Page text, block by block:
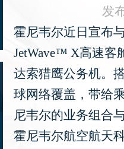
发
霍尼韦尔近日宣布
JetWave™ X高速客
达索猎鹰公务机。
球网络覆盖，带给
尼韦尔的业务组合
霍尼韦尔航空航天